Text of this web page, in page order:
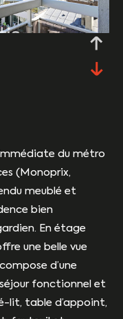
du métro
(Monoprix,
meublé et
bien
En étage
une belle vue
d’une
fonctionnel et
lit, table d’appoint,